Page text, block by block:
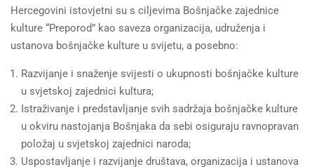
Hercegovini istovjetni su s ciljevima Bošnjačke zajednice
kulture “Preporod” kao saveza organizacija, udruženja i
ustanova bošnjačke kulture u svijetu, a posebno:
Razvijanje i snaženje svijesti o ukupnosti bošnjačke kulture
u svjetskoj zajednici kultura;
Istraživanje i predstavljanje svih sadržaja bošnjačke kulture
u okviru nastojanja Bošnjaka da sebi osiguraju ravnopravan
položaj u svjetskoj zajednici naroda;
Uspostavljanje i razvijanje društava, organizacija i ustanova